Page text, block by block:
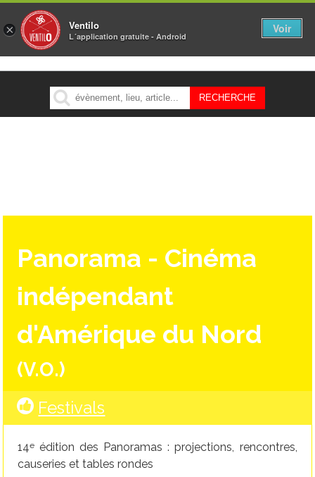
MENU
Panorama - Cinéma
indépendant
d'Amérique du Nord
(V.O.)
Festivals
14e édition des Panoramas : projections, rencontres,
causeries et tables rondes
× Ventilo
L´application gratuite - Android
Voir